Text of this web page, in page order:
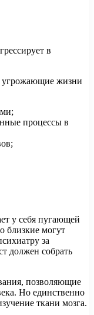
в
угрожающие жизни
процессы в
у себя пугающей
близкие могут
за
должен собрать
позволяющие
Но единственно
ткани мозга.